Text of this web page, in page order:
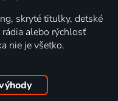
skryté titulky, detské
alebo rýchlosť
nie je všetko.